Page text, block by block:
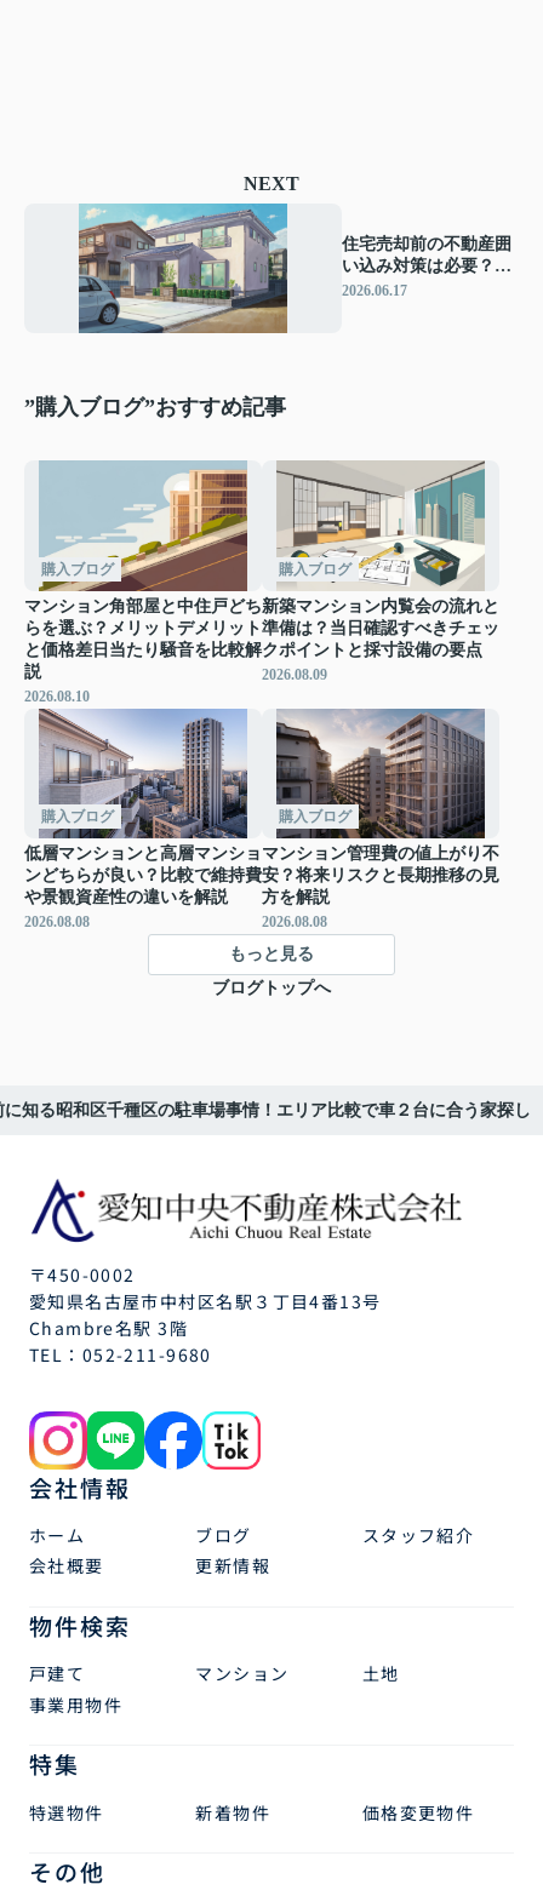
NEXT
住宅売却前の不動産囲
い込み対策は必要？会
社選びで失敗しないチ
2026.06.17
”購入ブログ”おすすめ記事
購入ブログ
マンション角部屋と中住戸どち
らを選ぶ？メリットデメリット
と価格差日当たり騒音を比較解
説
2026.08.10
購入ブログ
新築マンション内覧会の流れと
準備は？当日確認すべきチェッ
クポイントと採寸設備の要点
2026.08.09
購入ブログ
低層マンションと高層マンショ
ンどちらが良い？比較で維持費
や景観資産性の違いを解説
2026.08.08
購入ブログ
マンション管理費の値上がり不
安？将来リスクと長期推移の見
方を解説
2026.08.08
もっと見る
ブログトップへ
に知る昭和区千種区の駐車場事情！エリア比較で車２台に合う家探し
〒450-0002
愛知県名古屋市中村区名駅３丁目4番13号
Chambre名駅 3階
TEL： 052-211-9680
会社情報
ホーム ブログ
スタッフ紹介
会社概要
更新情報
物件検索
戸建て マンション
土地
事業用物件
特集
特選物件 新着物件 価格変更物件
その他